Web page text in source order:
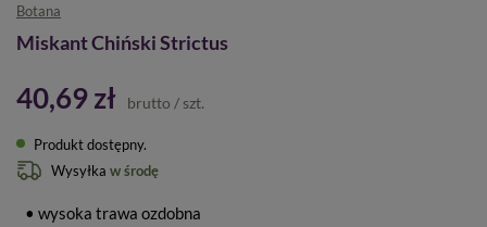
Botana
Miskant Chiński Strictus
40,69 zł brutto / szt.
Produkt dostępny
Wysyłka w środę
• wysoka trawa ozdobna